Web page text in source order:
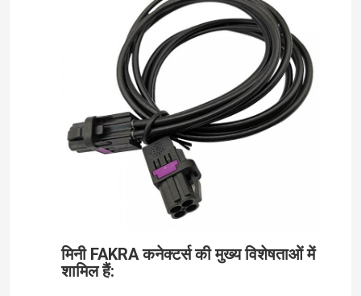
मिनी FAKRA कनेक्टर्स की मुख्य विशेषताओं में
शामिल हैं: